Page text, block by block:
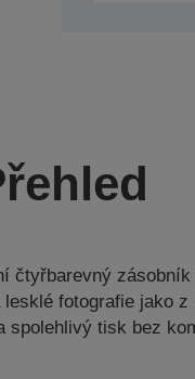
čtyřbarevný
fotografie jako
spolehlivý tisk bez